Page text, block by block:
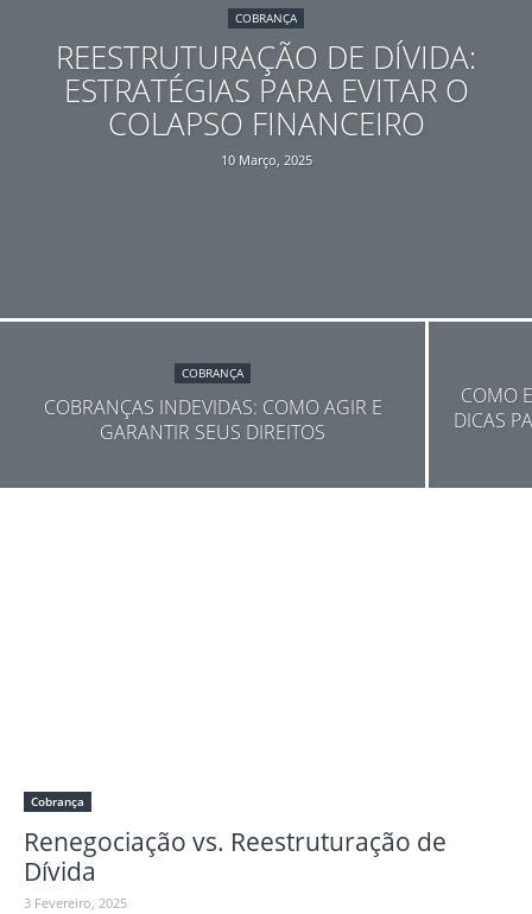
COBRANÇA
REESTRUTURAÇÃO DE DÍVIDA:
ESTRATÉGIAS PARA EVITAR O
COLAPSO FINANCEIRO
10 Março, 2025
COBRANÇA
COBRANÇAS INDEVIDAS: COMO AGIR E
GARANTIR SEUS DIREITOS
COMO
DICAS
Cobrança
Renegociação vs. Reestruturação de
Dívida
3 Fevereiro, 2025